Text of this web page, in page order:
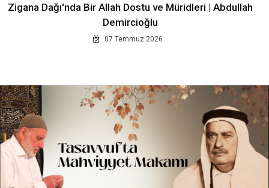
Zigana Dağı'nda Bir Allah Dostu ve Müridleri | Abdullah
Demircioğlu
07 Temmuz 2026